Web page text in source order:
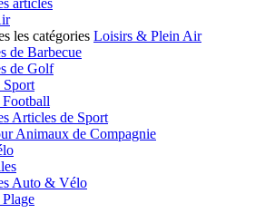
articles
les catégories Loisirs & Plein Air
de Barbecue
de Golf
Sport
Articles de Sport
Animaux de Compagnie
Auto & Vélo